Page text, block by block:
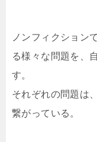
ノンフィクション
る様々な問題を、
す。
それぞれの問題は
繋がっている。